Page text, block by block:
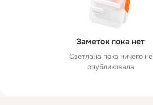
Заметок пока нет
Светлана пока ничего не
опубликовала